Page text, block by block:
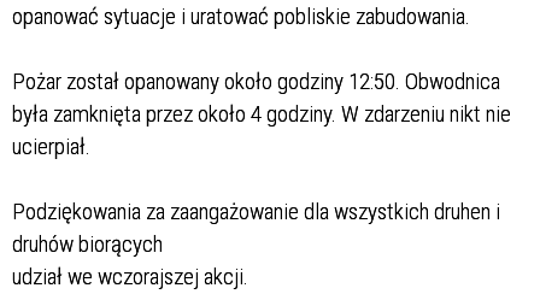
opanować sytuacje i uratować pobliskie zabudowania.
Pożar został opanowany około godziny 12:50. Obwodnica
była zamkniętaprzez około 4 godziny. W zdarzeniu nikt nie
ucierpiał.
Podziękowania za zaangażowanie dla wszystkich druhen i
druhów biorących
udział we wczorajszej akcji.